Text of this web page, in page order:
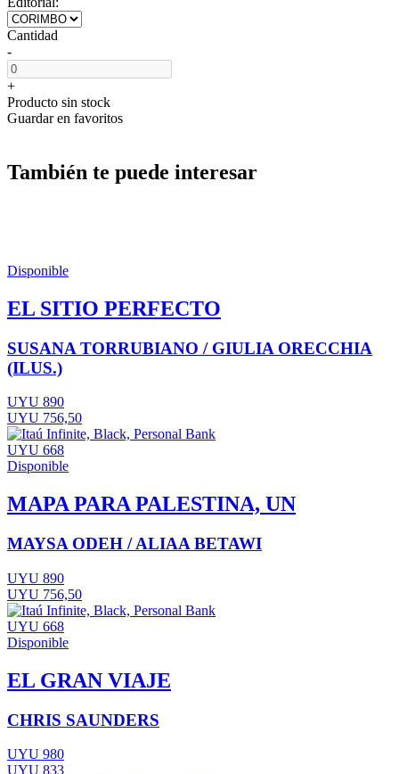
Cantidad
-
+
Producto sin stock
Guardar en favoritos
También te puede interesar
Disponible
EL SITIO PERFECTO
SUSANA TORRUBIANO / GIULIA ORECCHIA
(ILUS.)
UYU 890
UYU 756,50
UYU 668
Disponible
MAPA PARA PALESTINA, UN
MAYSA ODEH / ALIAA BETAWI
UYU 890
UYU 756,50
UYU 668
Disponible
EL GRAN VIAJE
CHRIS SAUNDERS
UYU 980
UYU 833